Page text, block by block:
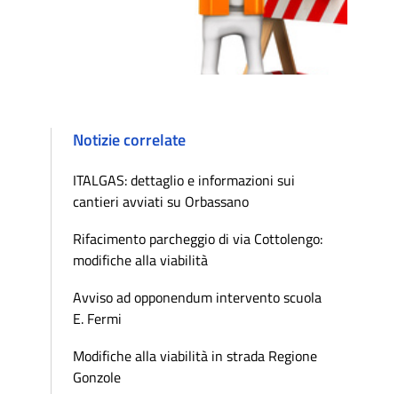
Notizie correlate
ITALGAS: dettaglio e informazioni sui
cantieri avviati su Orbassano
Rifacimento parcheggio di via Cottolengo:
modifiche alla viabilità
Avviso ad opponendum intervento scuola
E. Fermi
Modifiche alla viabilità in strada Regione
Gonzole